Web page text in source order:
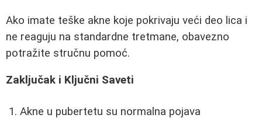
Ako imate teške akne koje pokrivaju veći deo lica i
ne reaguju na standardne tretmane, obavezno
potražite stručnu pomoć.
Zaključak i Ključni Saveti
Akne u pubertetu su normalna pojava